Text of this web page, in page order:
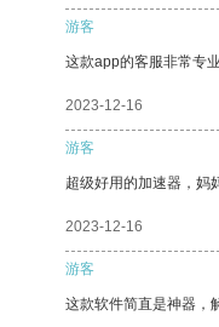
游客
这款app的客服非常专
2023-12-16
游客
超级好用的加速器，妈
2023-12-16
游客
这款软件简直是神器，